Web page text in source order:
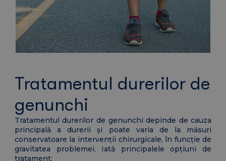
Tratamentul durerilor de
genunchi
Tratamentul durerilor de genunchi depinde de cauza
principală a durerii și poate varia de la măsuri
conservatoare la intervenții chirurgicale, în funcție de
gravitatea problemei. Iată principalele opțiuni de
tratament: